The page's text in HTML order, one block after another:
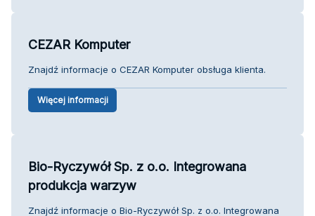
CEZAR Komputer
Znajdź informacje o CEZAR Komputer obsługa klienta.
Więcej informacji
Bio-Ryczywół Sp. z o.o. Integrowana
produkcja warzyw
Znajdź informacje o Bio-Ryczywół Sp. z o.o. Integrowana